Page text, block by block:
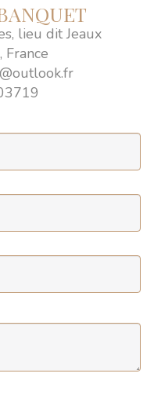
lieu dit Jeaux
France